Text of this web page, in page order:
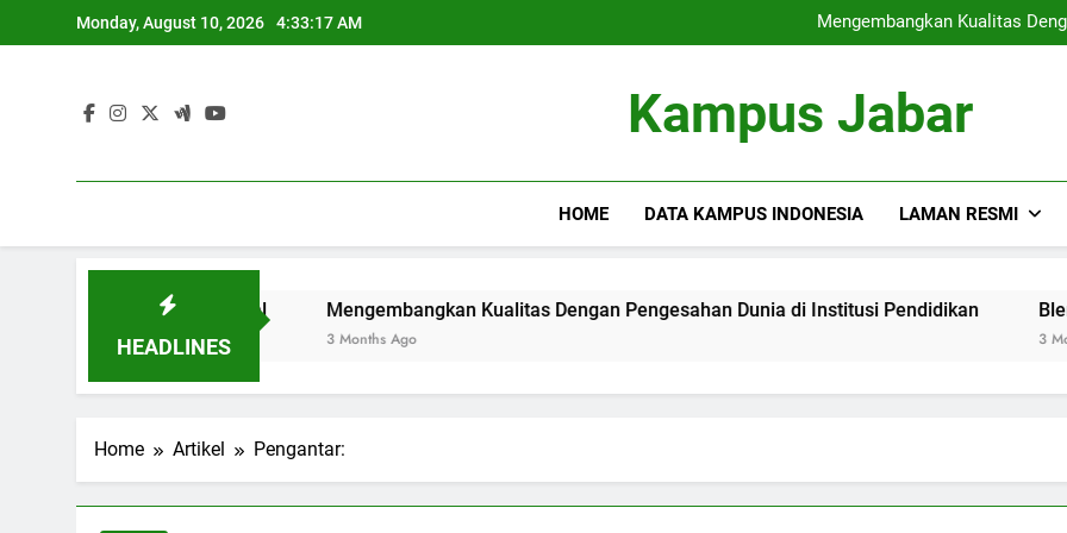
to
Monday, August 10, 2026 4:33:17 AM
Mengembangkan Kualitas
Blended
Mengembangkan Kualitas
Blended
Kampus Jabar
HOME DATA KAMPUS INDONESIA LAMAN RESMI
HEADLINES
Mengembangkan Kualitas Dengan Pengesahan Dunia di Institusi Pendidikan
3 Months Ago
Blended
Home Artikel Pengantar: